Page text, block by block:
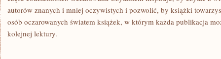
autorów znanych i mniej oczywistych i pozwolić, by książki
osób oczarowanych światem książek, w którym każda publikacja
kolejnej lektury.